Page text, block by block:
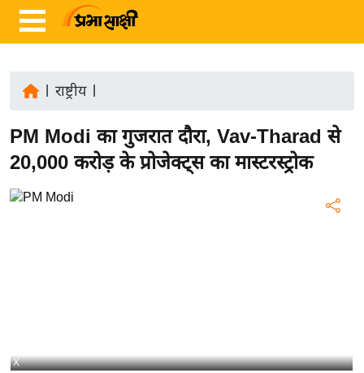
ज़ा
ख
र
ष्ट्री
राष्ट्रीय|
PM Modi का गुजरात दौरा, Vav-Tharad से
20,000 करोड़ के प्रोजेक्ट्स का मास्टरस्ट्रोक
X